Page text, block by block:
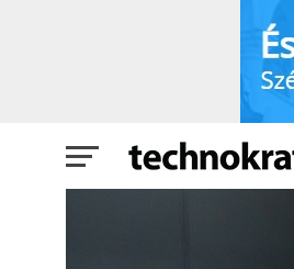
Minden második